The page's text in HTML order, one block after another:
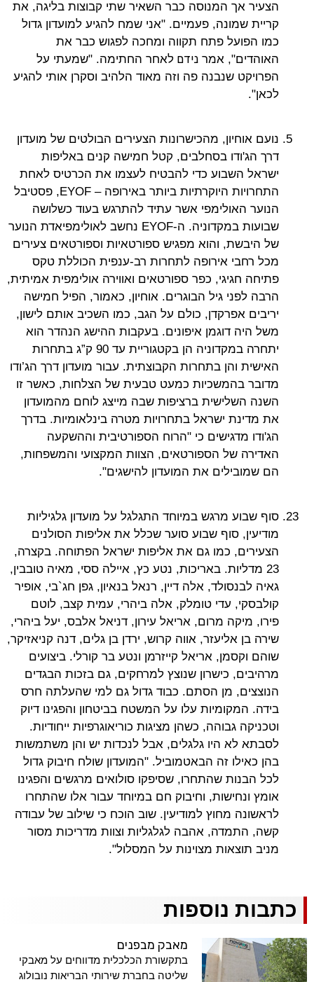
הצעיר אך המנוסה כבר השאיר שתי קבוצות בליגה, את
קריית שמונה, פעמיים. "אני שמח להגיע למועדון גדול
כמו הפועל פתח תקווה ומחכה לפגוש כבר את
האוהדים", אמר נידם לאחר החתימה. "שמעתי על
הפרויקט שנבנה פה וזה מאוד הלהיב וסקרן אותי להגיע
לכאן".
נועם אוחיון, מהכישרונות הצעירים הבולטים של מועדון
דרך הג'ודו בסחלבים, קטל חמישה קנים באליפות
ישראל השבוע כדי להבטיח לעצמו את הכרטיס לאחת
התחרויות היוקרתיות ביותר באירופה – EYOF, פסטיבל
הנוער האולימפי אשר עתיד להתרגש בעוד כשלושה
שבועות במקדוניה. ה-EYOF נחשב לאולימפיאדת הנוער
של היבשת, והוא מפגיש ספורטאיות וספורטאים צעירים
מכל רחבי אירופה לתחרות רב-ענפית הכוללת טקס
פתיחה חגיגי, כפר ספורטאים ואווירה אולימפית אמיתית,
הרבה לפני גיל הבוגרים. אוחיון, כאמור, הפיל חמישה
יריבים אפרקדן, כולם על הגב, כמו השכיב אותם לישון,
משל היה דוגמן איפונים. בעקבות ההישג הנהדר הוא
יתחרה במקדוניה הן בקטגוריית עד 90 ק”ג בתחרות
האישית והן בתחרות הקבוצתית. עבור מועדון דרך הג’ודו
מדובר בהמשכיות כמעט טבעית של הצלחות, כאשר זו
השנה השלישית ברציפות שבה מייצג לוחם מהמועדון
את מדינת ישראל בתחרויות מטרה בינלאומיות. בדרך
הג'ודו מדגישים כי "הרוח הספורטיבית וההשקעה
האדירה של הספורטאים, הצוות המקצועי והמשפחות,
הם שמובילים את המועדון להישגים".
סוף שבוע מרגש במיוחד התגלגל על מועדון גלגיליות
מודיעין, סוף שבוע סוער שכלל את אליפות הסולנים
הצעירים, כמו גם את אליפות ישראל הפתוחה. בקצרה,
23 מדליות. באריכות, נטע כץ, איילה ססי, מאיה טובבין,
גאיה לבנסולד, אלה דיין, רנאל בנאיון, גפן חג`בי, אופיר
קולבסקי, עדי טומלק, אלה ביהרי, עמית קצב, לוטם
פירו, מיקה מרום, אריאל עירון, דניאל אלבס, יעל ביהרי,
שירה בן אליעזר, אווה קרוש, ירדן בן גלים, דנה קניאזיקר,
שוהם וקסמן, אריאל קייזרמן ונטע בר קורלי. ביצועים
מרהיבים, כישרון שנוצץ למרחקים, גם בזכות הבגדים
הנוצצים, מן הסתם. כבוד גדול גם למי שהעלתה חרס
בידה. המקומיות עלו על המשטח בביטחון והפגינו דיוק
וטכניקה גבוהה, כשהן מציגות כוריאוגרפיות ייחודיות.
לסבתא לא היו גלגלים, אבל לנכדות יש והן משתמשות
בהן כאילו זה הבאטמוביל. "המועדון שולח חיבוק גדול
לכל הבנות שהתחרו, שסיפקו סולואים מרגשים והפגינו
אומץ ונחישות, וחיבוק חם במיוחד עבור אלו שהתחרו
לראשונה מחוץ למודיעין. שוב הוכח כי שילוב של עבודה
קשה, התמדה, אהבה לגלגליות וצוות מדריכות מסור
מניב תוצאות מצוינות על המסלול".
כתבות נוספות
מאבק מבפנים
בתקשורת הכלכלית מדווחים על מאבקי
שליטה בחברת שירותי הבריאות נובולוג